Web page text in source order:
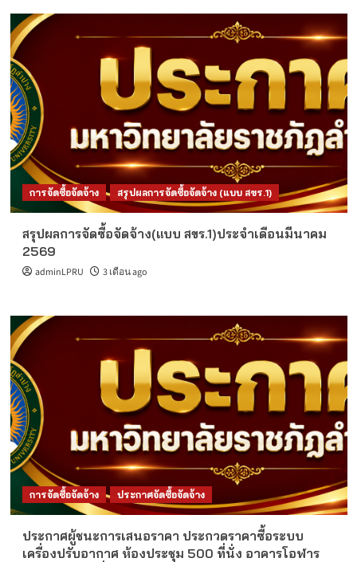
การจัดซื้อจัดจ้าง สรุปผลการจัดซื้อจัดจ้าง (แบบ สขร.1)
สรุปผลการจัดซื้อจัดจ้าง(แบบ สขร.1)ประจำเดือนมีนาคม
2569
adminLPRU 3 เดือน ago
การจัดซื้อจัดจ้าง ประกาศจัดซื้อจัดจ้าง
ประกาศผู้ชนะการเสนอราคา ประกวดราคาซื้อระบบ
เครื่องปรับอากาศ ห้องประชุม 500 ที่นั่ง อาคารโอฬาร